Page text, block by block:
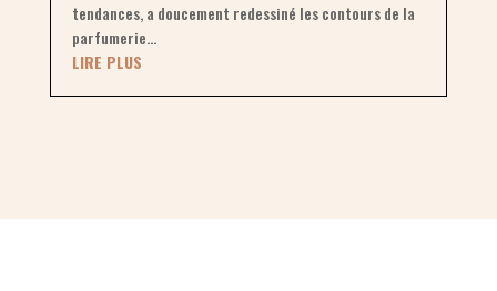
tendances, a doucement redessiné les contours de la
parfumerie...
LIRE PLUS